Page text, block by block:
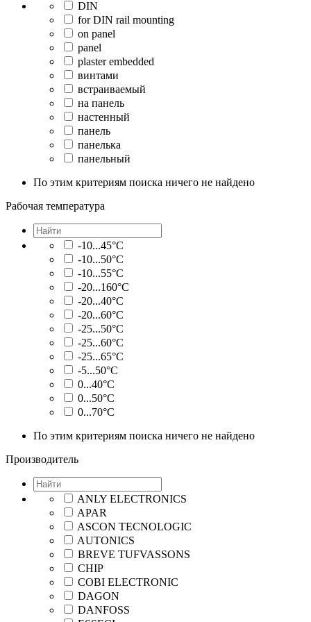
DIN
for DIN rail mounting
on panel
panel
plaster embedded
винтами
встраиваемый
на панель
настенный
панель
панелька
панельный
По этим критериям поиска ничего не найдено
Рабочая температура
-10...45°C
-10...50°C
-10...55°C
-20...160°C
-20...40°C
-20...60°C
-25...50°C
-25...60°C
-25...65°C
-5...50°C
0...40°C
0...50°C
0...70°C
По этим критериям поиска ничего не найдено
Производитель
ANLY ELECTRONICS
APAR
ASCON TECNOLOGIC
AUTONICS
BREVE TUFVASSONS
CHIP
COBI ELECTRONIC
DAGON
DANFOSS